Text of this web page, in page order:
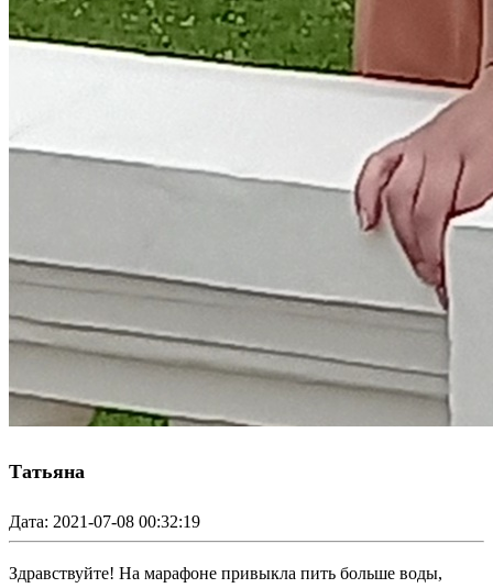
Татьяна
Дата: 2021-07-08 00:32:19
Здравствуйте! На марафоне привыкла пить больше воды,